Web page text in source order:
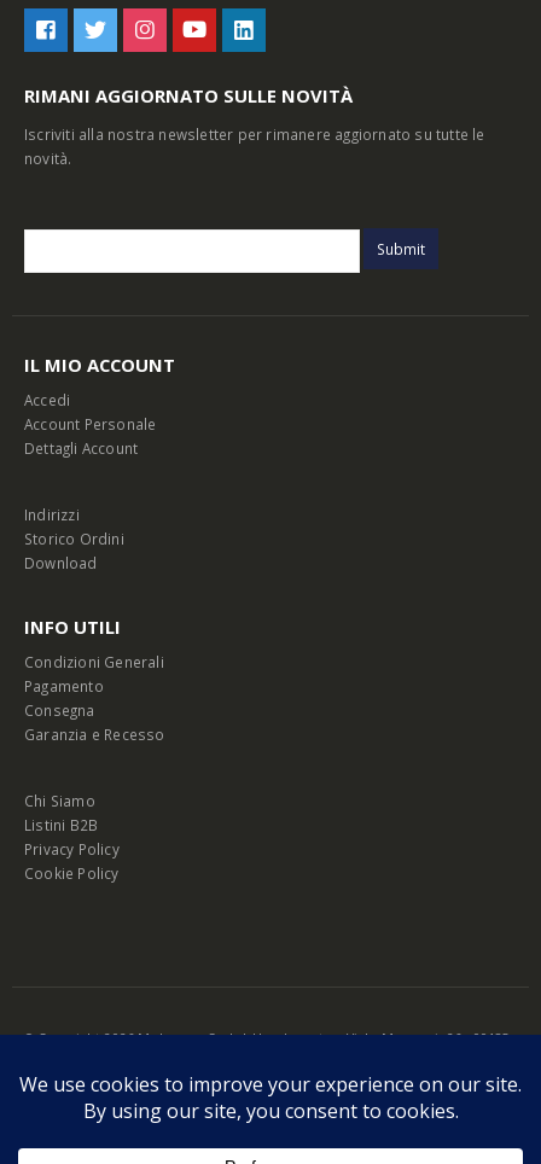
RIMANI AGGIORNATO SULLE NOVITÀ
Iscriviti alla nostra newsletter per rimanere aggiornato su tutte le
novità.
IL MIO ACCOUNT
Accedi
Account Personale
Dettagli Account
Indirizzi
Storico Ordini
Download
INFO UTILI
Condizioni Generali
Pagamento
Consegna
Garanzia e Recesso
Chi Siamo
Listini B2B
Privacy Policy
Cookie Policy
© Copyright 2026 Melopero S.r.l. | Headquarter: Viale Manzoni, 26 - 00185
P.IVA 13420451000Privacy Policy|Cookie Policy